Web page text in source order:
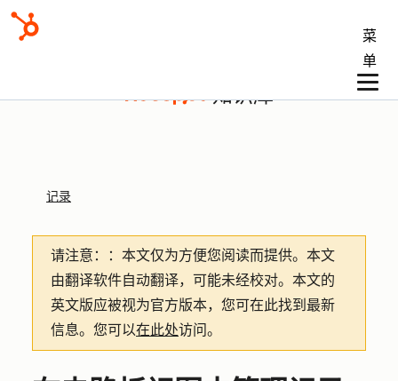
菜
单
知识库
记录
请注意： ：本文仅为方便您阅读而提供。 本文
由翻译软件自动翻译，可能未经校对。本文的
英文版应被视为官方版本，您可在此找到最新
信息。您可以在此处访问。